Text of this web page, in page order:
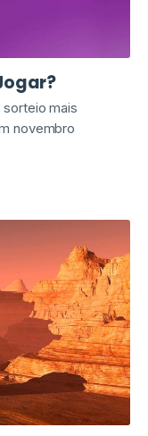
mais
novembro